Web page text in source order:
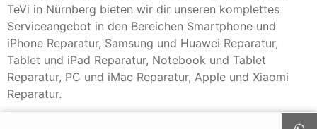
TeVi in Nürnberg bieten wir dir unseren komplettes
Serviceangebot in den Bereichen Smartphone und
iPhone Reparatur, Samsung und Huawei Reparatur,
Tablet und iPad Reparatur, Notebook und Tablet
Reparatur, PC und iMac Reparatur, Apple und Xiaomi
Reparatur.